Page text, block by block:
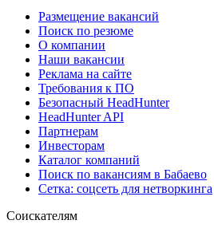
Размещение вакансий
Поиск по резюме
О компании
Наши вакансии
Реклама на сайте
Требования к ПО
Безопасный HeadHunter
HeadHunter API
Партнерам
Инвесторам
Каталог компаний
Поиск по вакансиям в Бабаево
Сетка: соцсеть для нетворкинга
Соискателям